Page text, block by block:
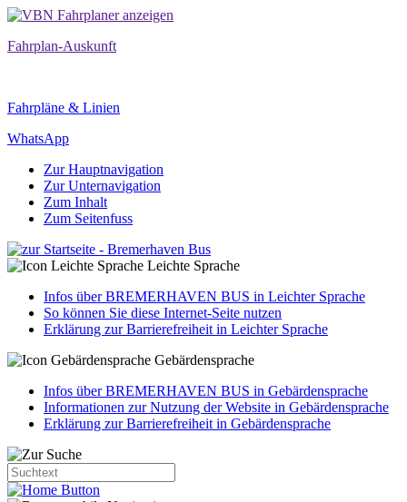
Fahrplan-Auskunft
Fahrpläne & Linien
WhatsApp
Zur Hauptnavigation
Zur Unternavigation
Zum Inhalt
Zum Seitenfuss
Leichte Sprache
Infos über BREMERHAVEN BUS in Leichter Sprache
So können Sie diese Internet-Seite nutzen
Erklärung zur Barrierefreiheit in Leichter Sprache
Gebärdensprache
Infos über BREMERHAVEN BUS in Gebärdensprache
Informationen zur Nutzung der Website in Gebärdensprache
Erklärung zur Barrierefreiheit in Gebärdensprache